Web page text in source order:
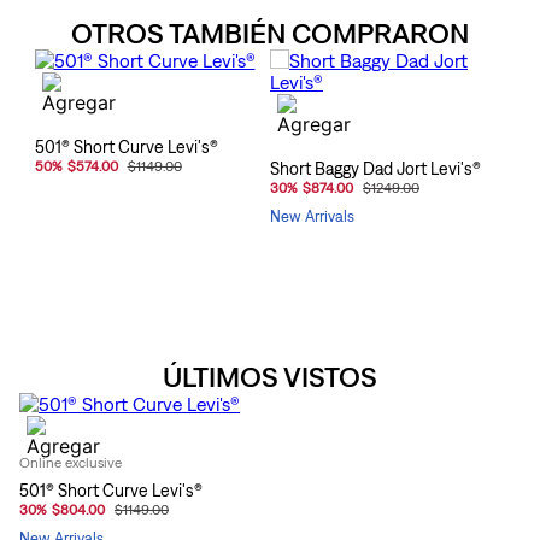
OTROS TAMBIÉN COMPRARON
501® Short Curve Levi's®
50% $574.00 $1149.00 Short Baggy Dad Jort Levi's®
30% $874.00 $1249.00
New Arrivals
ÚLTIMOS VISTOS
Online exclusive
501® Short Curve Levi's®
30% $804.00 $1149.00